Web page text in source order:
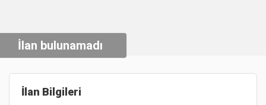
İlan bulunamadı
İlan Bilgileri